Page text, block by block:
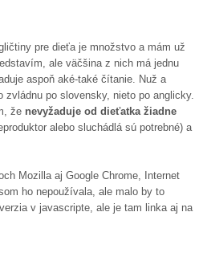
pre dieťa je množstvo a mám už
ale väčšina z nich má jednu
aspoň aké-také čítanie. Nuž a
po slovensky, nieto po anglicky.
že nevyžaduje od dieťatka žiadne
alebo sluchádlá sú potrebné) a
Mozilla aj Google Chrome, Internet
ho nepoužívala, ale malo by to
v javascripte, ale je tam linka aj na